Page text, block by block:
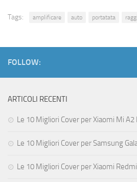
Tags: amplificare auto portatata
FOLLOW:
ARTICOLI RECENTI
Le 10 Migliori Cover per Xiaomi Mi A2
Le 10 Migliori Cover per Samsung
Le 10 Migliori Cover per Xiaomi